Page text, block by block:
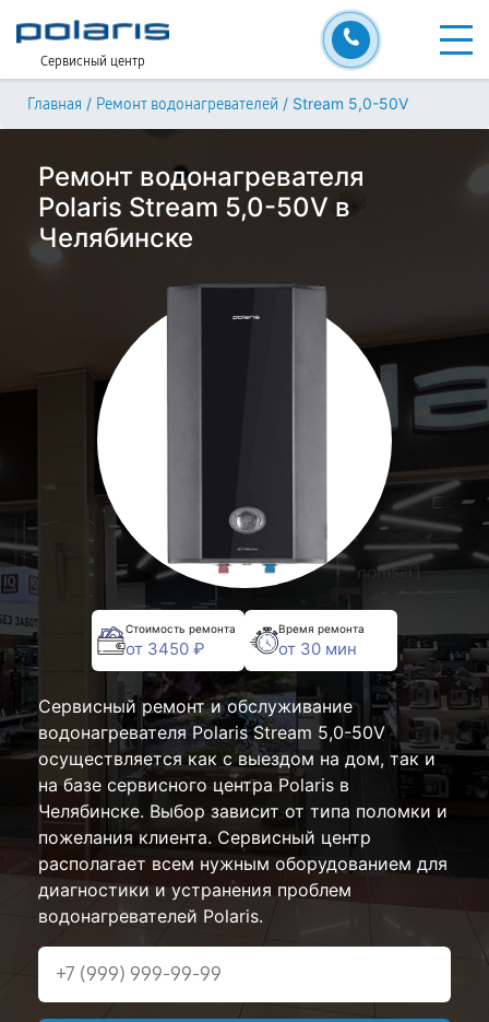
Сервисный центр
Главная / Ремонт водонагревателей / Stream 5,0-50V
Ремонт водонагревателя
Polaris Stream 5,0-50V в
Челябинске
Стоимость ремонта
от 3450 ₽
Время ремонта
от 30 мин
Сервисный ремонт и обслуживание
водонагревателя Polaris Stream 5,0-50V
осуществляется как с выездом на дом, так и
на базе сервисного центра Polaris в
Челябинске. Выбор зависит от типа поломки и
пожелания клиента. Сервисный центр
располагает всем нужным оборудованием для
диагностики и устранения проблем
водонагревателей Polaris.